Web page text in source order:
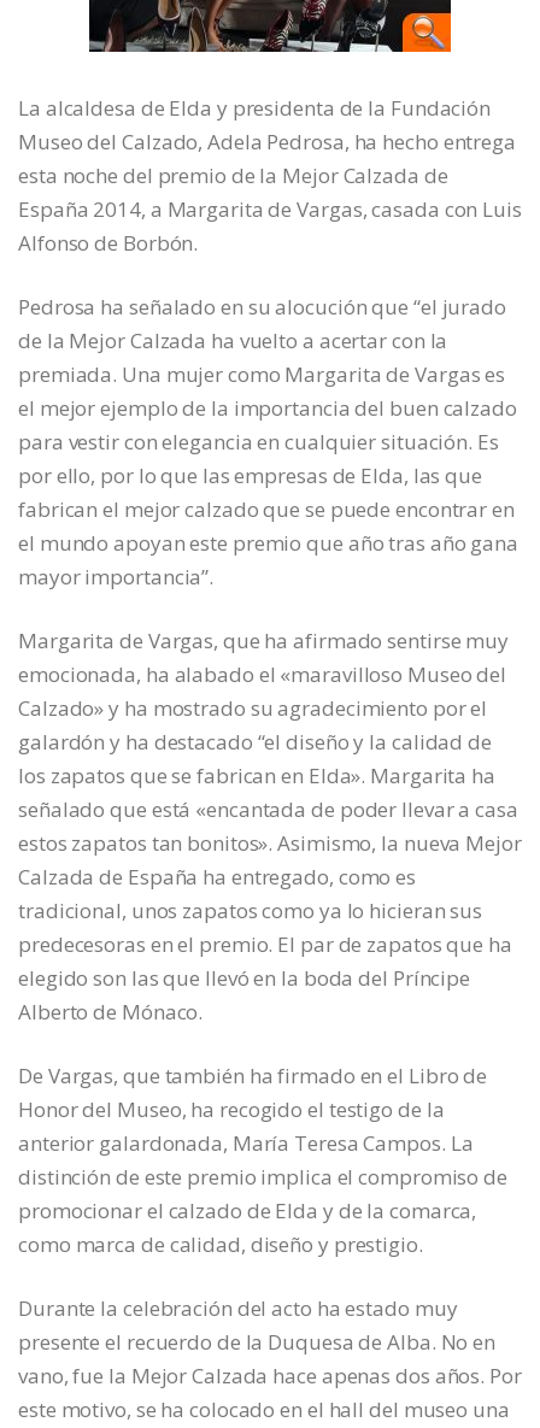
La alcaldesa de Elda y presidenta de la Fundación
Museo del Calzado, Adela Pedrosa, ha hecho entrega
esta noche del premio de la Mejor Calzada de
España 2014, a Margarita de Vargas, casada con Luis
Alfonso de Borbón.
Pedrosa ha señalado en su alocución que “el jurado
de la Mejor Calzada ha vuelto a acertar con la
premiada. Una mujer como Margarita de Vargas es
el mejor ejemplo de la importancia del buen calzado
para vestir con elegancia en cualquier situación. Es
por ello, por lo que las empresas de Elda, las que
fabrican el mejor calzado que se puede encontrar en
el mundo apoyan este premio que año tras año gana
mayor importancia”.
Margarita de Vargas, que ha afirmado sentirse muy
emocionada, ha alabado el «maravilloso Museo del
Calzado» y ha mostrado su agradecimiento por el
galardón y ha destacado “el diseño y la calidad de
los zapatos que se fabrican en Elda». Margarita ha
señalado que está «encantada de poder llevar a casa
estos zapatos tan bonitos». Asimismo, la nueva Mejor
Calzada de España ha entregado, como es
tradicional, unos zapatos como ya lo hicieran sus
predecesoras en el premio. El par de zapatos que ha
elegido son las que llevó en la boda del Príncipe
Alberto de Mónaco.
De Vargas, que también ha firmado en el Libro de
Honor del Museo, ha recogido el testigo de la
anterior galardonada, María Teresa Campos. La
distinción de este premio implica el compromiso de
promocionar el calzado de Elda y de la comarca,
como marca de calidad, diseño y prestigio.
Durante la celebración del acto ha estado muy
presente el recuerdo de la Duquesa de Alba. No en
vano, fue la Mejor Calzada hace apenas dos años. Por
este motivo, se ha colocado en el hall del museo una